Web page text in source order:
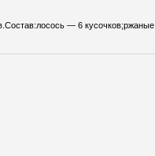
— 6